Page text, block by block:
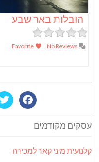
הובלות באר שבע
עסקים מקודמים
קלנועית מיני קאר למכירה